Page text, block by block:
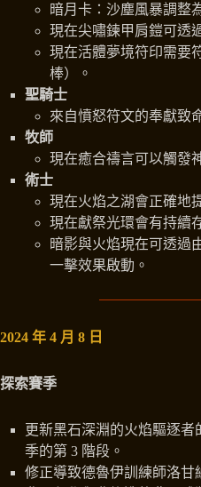
暗月卡：沙塵風暴調整
現在尖嘯鍊甲肩鎧可透
現在活體夢境符印需要
棒）。
聖騎士
來自憤怒符文的奉獻致
牧師
現在癒合禱言可以觸發
術士
現在火焰之湖會正確地
現在獻祭光環會有持續
暗影與火焰現在可透過
一擊效果啟動。
2024 年 4 月 8 日
探索賽季
更新黑石深淵的火焰驅逐
季的第 3 階段。
修正導致德魯伊訓練師洛甘